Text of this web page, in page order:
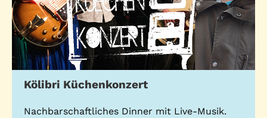
Kölibri Küchenkonzert
Nachbarschaftliches Dinner mit Live-Musik.